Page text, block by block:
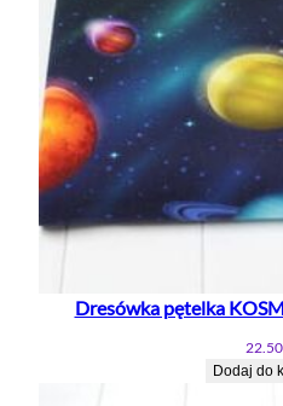
Dresówka pętelka
22.50
Dodaj do